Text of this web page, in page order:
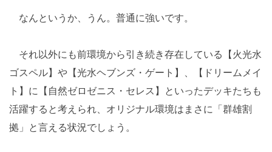
なんというか、うん。普通に強いです。
それ以外にも前環境から引き続き存在している【火光水
ゴスペル】や【光水ヘブンズ・ゲート】、【ドリームメイ
ト】に【自然ゼロゼニス・セレス】といったデッキたちも
活躍すると考えられ、オリジナル環境はまさに「群雄割
拠」と言える状況でしょう。